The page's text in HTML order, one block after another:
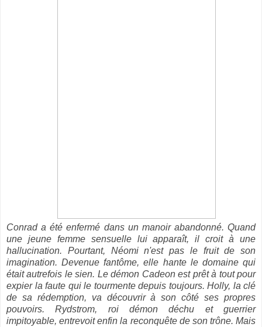
Conrad a été enfermé dans un manoir abandonné. Quand
une jeune femme sensuelle lui apparaît, il croit à une
hallucination. Pourtant, Néomi n'est pas le fruit de son
imagination. Devenue fantôme, elle hante le domaine qui
était autrefois le sien. Le démon Cadeon est prêt à tout pour
expier la faute qui le tourmente depuis toujours. Holly, la clé
de sa rédemption, va découvrir à son côté ses propres
pouvoirs. Rydstrom, roi démon déchu et guerrier
impitoyable, entrevoit enfin la reconquête de son trône. Mais